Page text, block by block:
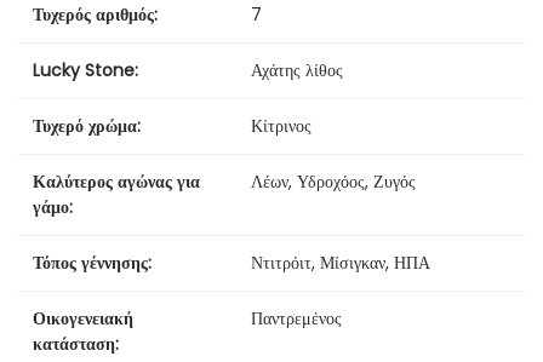
Τυχερός αριθμός: 7
Lucky Stone: Αχάτης λίθος
Τυχερό χρώμα: Κίτρινος
Καλύτερος αγώνας για
γάμο:
Λέων, Υδροχόος, Ζυγός
Τόπος γέννησης: Ντιτρόιτ, Μίσιγκαν, ΗΠΑ
Οικογενειακή
κατάσταση:
Παντρεμένος